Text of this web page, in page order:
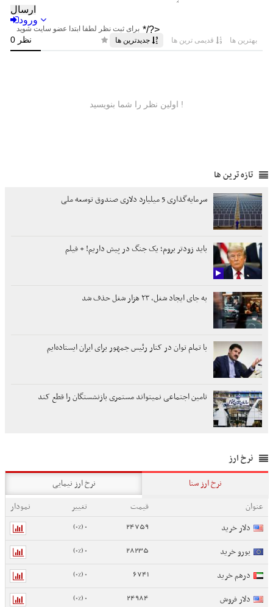
تازه ترین ها
سرمایه‌گذاری 5 میلیارد دلاری صندوق توسعه ملی
باید زودتر بروم؛ یک جنگ در پیش داریم! + فیلم
به جای ایجاد شغل، ۲۳ هزار شغل حذف شد
با تمام توان در کنار رئیس جمهور برای ایران ایستاده‌ایم
تامین اجتماعی نمیتواند مستمری بازنشستگان را قطع کند
نرخ ارز
نرخ ارز سنا
نرخ ارز نیمایی
عنوان
قیمت تغییر
نمودار
دلار خرید
24759
0 (0%)
یورو خرید 28235
0 (0%)
درهم خرید 6741
0 (0%)
دلار فروش 24984
0 (0%)